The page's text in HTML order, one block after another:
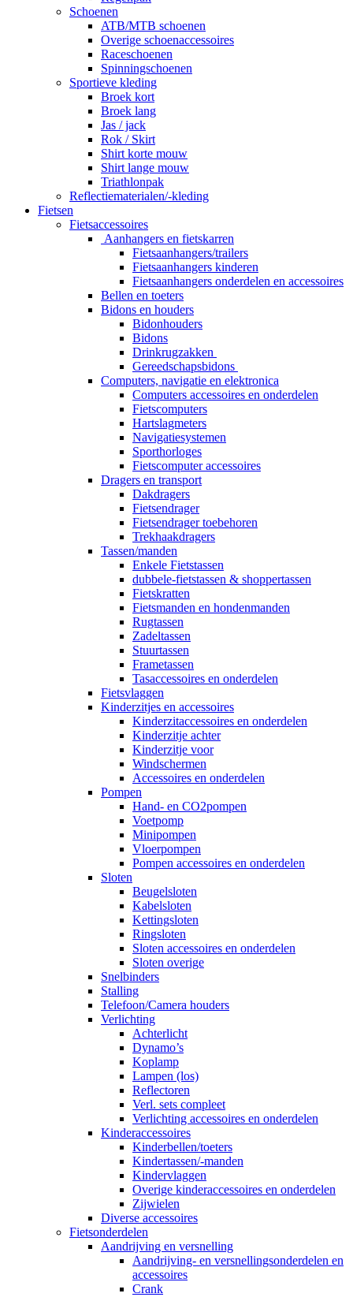
Schoenen
ATB/MTB schoenen
Overige schoenaccessoires
Raceschoenen
Spinningschoenen
Sportieve kleding
Broek kort
Broek lang
Jas / jack
Rok / Skirt
Shirt korte mouw
Shirt lange mouw
Triathlonpak
Reflectiematerialen/-kleding
Fietsen
Fietsaccessoires
Aanhangers en fietskarren
Fietsaanhangers/trailers
Fietsaanhangers kinderen
Fietsaanhangers onderdelen en accessoires
Bellen en toeters
Bidons en houders
Bidonhouders
Bidons
Drinkrugzakken
Gereedschapsbidons
Computers, navigatie en elektronica
Computers accessoires en onderdelen
Fietscomputers
Hartslagmeters
Navigatiesystemen
Sporthorloges
Fietscomputer accessoires
Dragers en transport
Dakdragers
Fietsendrager
Fietsendrager toebehoren
Trekhaakdragers
Tassen/manden
Enkele Fietstassen
dubbele-fietstassen & shoppertassen
Fietskratten
Fietsmanden en hondenmanden
Rugtassen
Zadeltassen
Stuurtassen
Frametassen
Tasaccessoires en onderdelen
Fietsvlaggen
Kinderzitjes en accessoires
Kinderzitaccessoires en onderdelen
Kinderzitje achter
Kinderzitje voor
Windschermen
Accessoires en onderdelen
Pompen
Hand- en CO2pompen
Voetpomp
Minipompen
Vloerpompen
Pompen accessoires en onderdelen
Sloten
Beugelsloten
Kabelsloten
Kettingsloten
Ringsloten
Sloten accessoires en onderdelen
Sloten overige
Snelbinders
Stalling
Telefoon/Camera houders
Verlichting
Achterlicht
Dynamo’s
Koplamp
Lampen (los)
Reflectoren
Verl. sets compleet
Verlichting accessoires en onderdelen
Kinderaccessoires
Kinderbellen/toeters
Kindertassen/-manden
Kindervlaggen
Overige kinderaccessoires en onderdelen
Zijwielen
Diverse accessoires
Fietsonderdelen
Aandrijving en versnelling
Aandrijving- en versnellingsonderdelen en
accessoires
Crank